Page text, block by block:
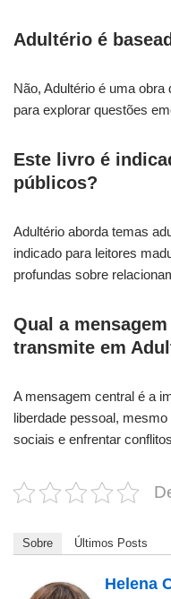
Adultério é
Não, Adultério é uma
para explorar questões
Este livro é
públicos?
Adultério aborda temas
indicado para leitores
profundas sobre
Qual a
transmite em
A mensagem central é a
liberdade pessoal,
sociais e enfrentar
Sobre Últimos Posts
Helena